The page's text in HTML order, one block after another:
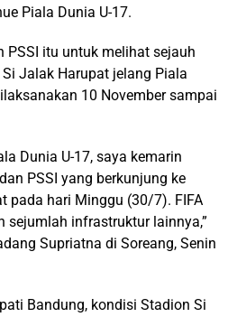
Piala Dunia U-17.
PSSI itu untuk melihat sejauh
Jalak Harupat jelang Piala
10 November sampai
Dunia U-17, saya kemarin
PSSI yang berkunjung ke
pada hari Minggu (30/7). FIFA
sejumlah infrastruktur lainnya,”
Supriatna di Soreang, Senin
Bandung, kondisi Stadion Si